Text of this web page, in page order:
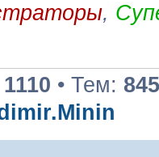
,
1110 • Тем: 845